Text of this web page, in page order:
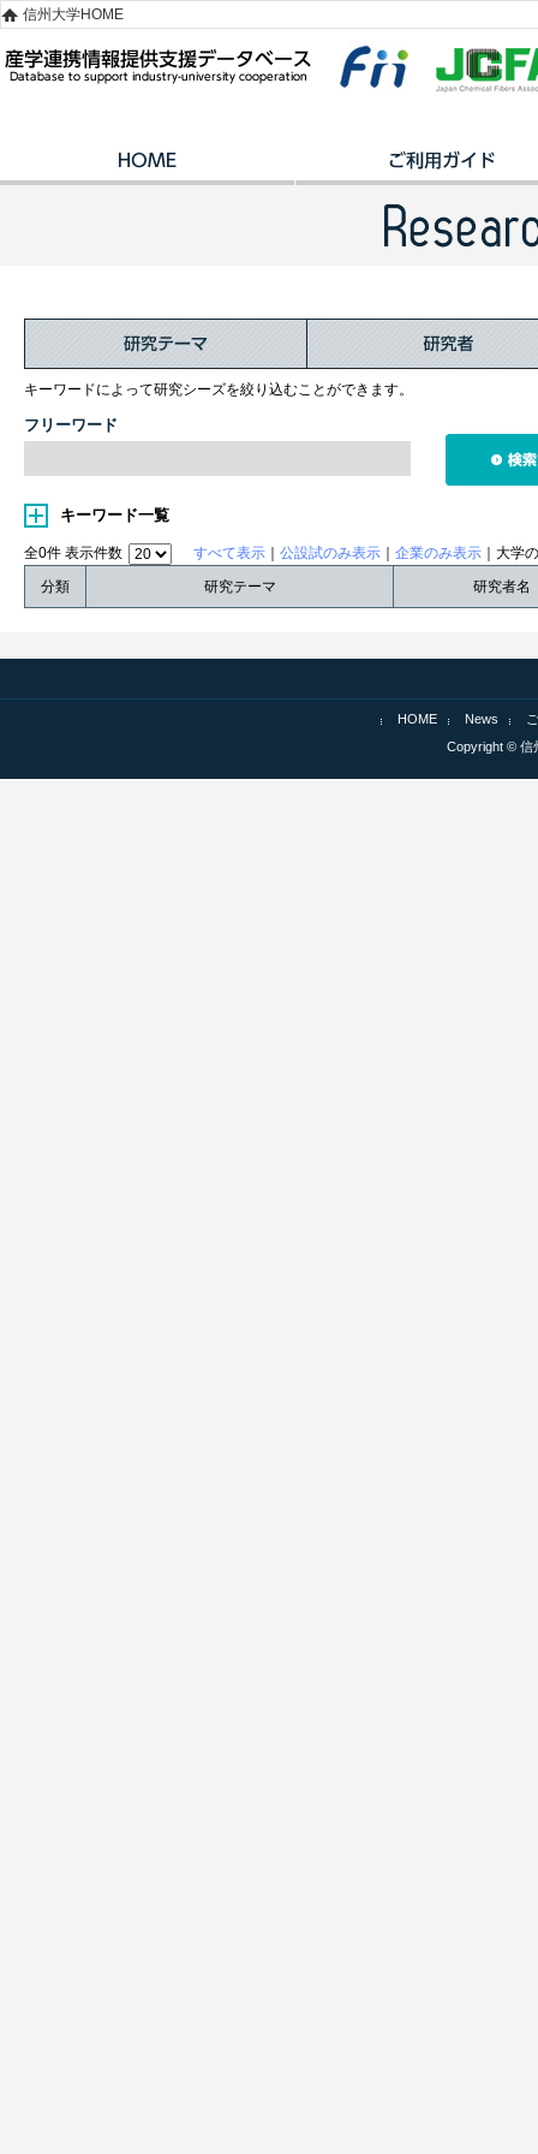
信州大学HOME
キーワードによって研究シーズを絞り込むことができます。
フリーワード
キーワード一覧
全0件 表示件数 すべて表示 公設試のみ表示 企業のみ表示 ｜大学
分類
研究テーマ 研究者名
HOME News
Copyright © 信